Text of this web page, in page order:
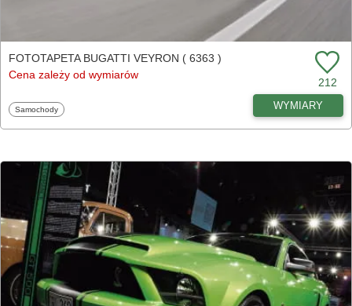
FOTOTAPETA BUGATTI VEYRON ( 6363 )
Cena zależy od wymiarów
212
Fototapety
Samochody WYMIARY